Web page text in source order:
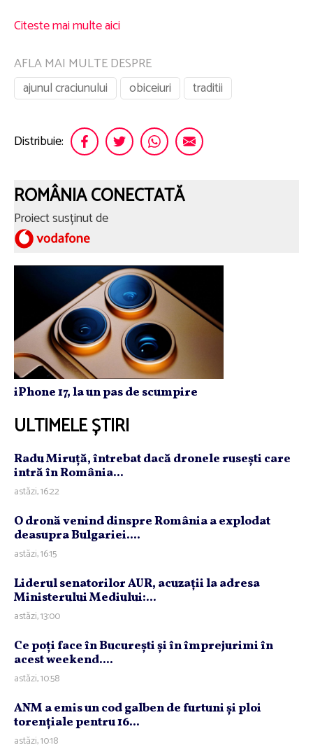
Citeste mai multe aici
AFLA MAI MULTE DESPRE
ajunul craciunului
obiceiuri traditii
Distribuie:
ROMÂNIA CONECTATĂ
Proiect susținut de
iPhone 17, la un pas de scumpire
ULTIMELE ȘTIRI
Radu Miruţă, întrebat dacă dronele ruseşti care
intră în România...
astăzi, 16:22
O dronă venind dinspre România a explodat
deasupra Bulgariei....
astăzi, 16:15
Liderul senatorilor AUR, acuzaţii la adresa
Ministerului Mediului:...
astăzi, 13:00
Ce poţi face în Bucureşti şi în împrejurimi în
acest weekend....
astăzi, 10:58
ANM a emis un cod galben de furtuni şi ploi
torenţiale pentru 16...
astăzi, 10:18